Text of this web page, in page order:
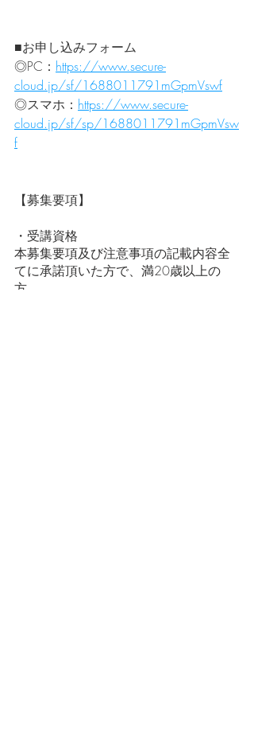
■お申し込みフォーム
◎PC： https://www.secure-
cloud.jp/sf/1688011791mGpmVswf
◎スマホ： https://www.secure-
cloud.jp/sf/sp/1688011791mGpmVsw
f
【募集要項】
・受講資格
本募集要項及び注意事項の記載内容全
てに承諾頂いた方で、満20歳以上の
方。